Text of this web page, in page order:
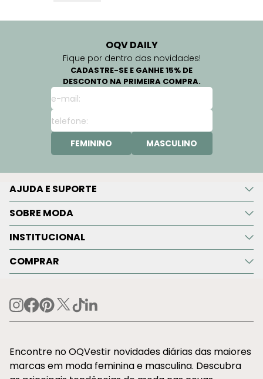
OQV DAILY
Fique por dentro das novidades!
CADASTRE-SE E GANHE 15% DE
DESCONTO NA PRIMEIRA COMPRA.
FEMININO MASCULINO
AJUDA E SUPORTE
SOBRE MODA
INSTITUCIONAL
COMPRAR
Encontre no OQVestir novidades diárias das maiores
marcas em moda feminina e masculina. Descubra